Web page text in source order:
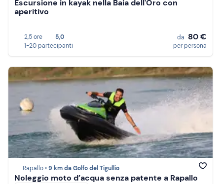
Escursione in kayak nella Baia dell'Oro con
aperitivo
2,5 ore
5,0
1-20 partecipanti
da 80 €
per persona
Rapallo •9 km da Golfo del Tigullio
Noleggio moto d’acqua senza patente a Rapallo